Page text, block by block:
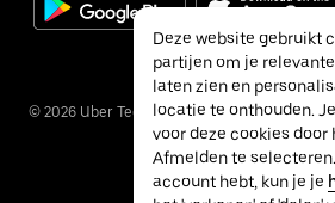
© 2026 Uber Technologies Inc.
Deze website gebruikt
partijen om je
laten zien en
locatie te onthouden.
voor deze cookies door
Afmelden te
account hebt, kun je je